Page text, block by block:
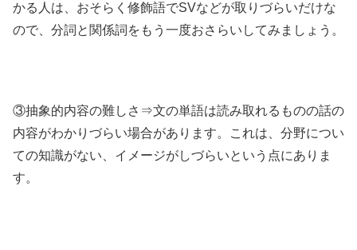
かる人は、おそらく修飾語でSVなどが取りづらいだけな
ので、分詞と関係詞をもう一度おさらいしてみましょう。
③抽象的内容の難しさ⇒文の単語は読み取れるものの話の
内容がわかりづらい場合があります。これは、分野につい
ての知識がない、イメージがしづらいという点にありま
す。